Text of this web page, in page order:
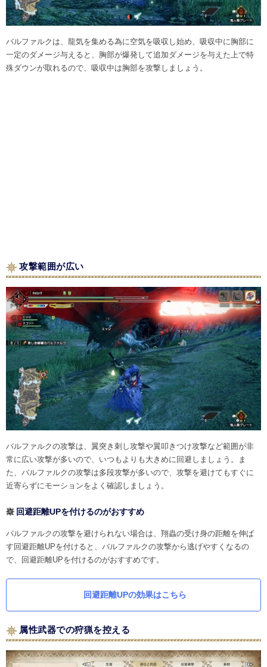
バルファルクは、龍気を集める為に空気を吸収し始め、吸収中に胸部に
一定のダメージ与えると、胸部が爆発して追加ダメージを与えた上で特
殊ダウンが取れるので、吸収中は胸部を攻撃しましょう。
攻撃範囲が広い
バルファルクの攻撃は、翼突き刺し攻撃や翼叩きつけ攻撃など範囲が非
常に広い攻撃が多いので、いつもよりも大きめに回避しましょう。ま
た、バルファルクの攻撃は多段攻撃が多いので、攻撃を避けてもすぐに
近寄らずにモーションをよく確認しましょう。
回避距離UPを付けるのがおすすめ
バルファルクの攻撃を避けられない場合は、翔蟲の受け身の距離を伸ば
す回避距離UPを付けると、バルファルクの攻撃から逃げやすくなるの
で、回避距離UPを付けるのがおすすめです。
回避距離UPの効果はこちら
属性武器での狩猟を控える